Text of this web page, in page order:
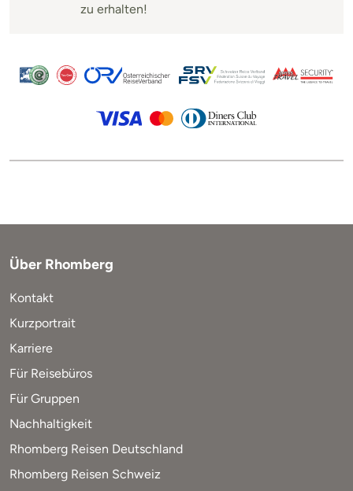
zu erhalten!
Über Rhomberg
Kontakt
Kurzportrait
Karriere
Für Reisebüros
Für Gruppen
Nachhaltigkeit
Rhomberg Reisen Deutschland
Rhomberg Reisen Schweiz